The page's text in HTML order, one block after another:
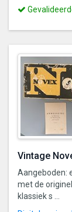
Dit
een
gebruiker
Vintage
Aangeboden:
met de
klassiek s ...